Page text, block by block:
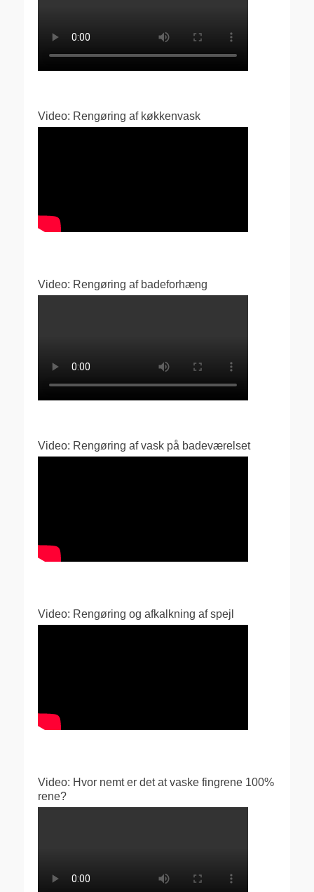
Video: Rengøring af køkkenvask
Video: Rengøring af badeforhæng
Video: Rengøring af vask på badeværelset
Video: Rengøring og afkalkning af spejl
Video: Hvor nemt er det at vaske fingrene 100%
rene?